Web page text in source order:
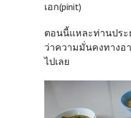
เอก(pinit)
ตอนนี้แหละท่านปร
ว่าความมั่นคงทาง
ไปเลย